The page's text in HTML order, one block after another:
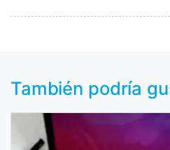
También podría